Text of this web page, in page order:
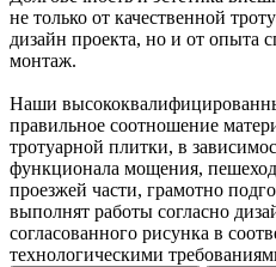
не только от качественной
дизайн проекта, но и от опыта
монтаж.
Наши
правильное соотношение
тротуарной плитки, в
функционала мощения,
проезжей части, грамотно
выполнят работы согласно
согласованного рисунка в
технологическими